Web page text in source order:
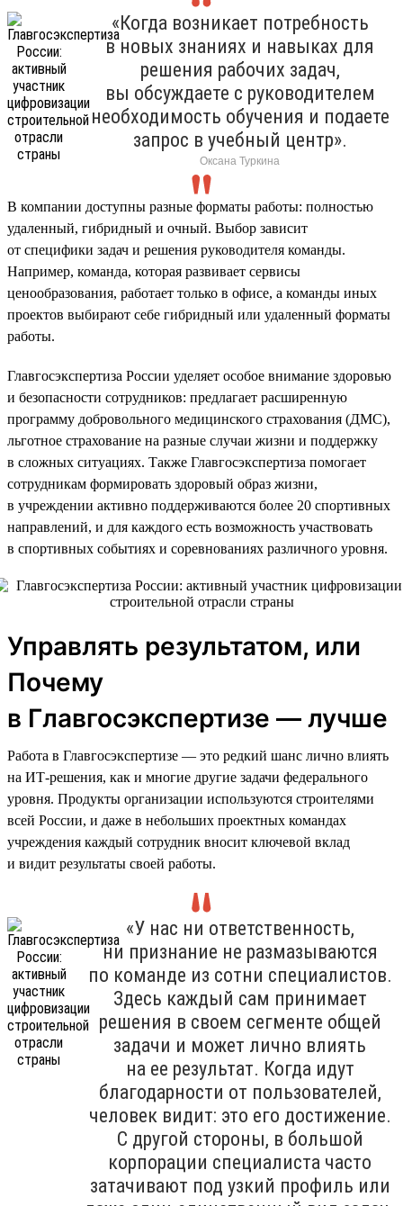
«Когда возникает потребность
в новых знаниях и навыках для
решения рабочих задач,
вы обсуждаете с руководителем
необходимость обучения и подаете
запрос в учебный центр».
Оксана Туркина
В компании доступны разные форматы работы: полностью
удаленный, гибридный и очный. Выбор зависит
от специфики задач и решения руководителя команды.
Например, команда, которая развивает сервисы
ценообразования, работает только в офисе, а команды иных
проектов выбирают себе гибридный или удаленный форматы
работы.
Главгосэкспертиза России уделяет особое внимание здоровью
и безопасности сотрудников: предлагает расширенную
программу добровольного медицинского страхования (ДМС),
льготное страхование на разные случаи жизни и поддержку
в сложных ситуациях. Также Главгосэкспертиза помогает
сотрудникам формировать здоровый образ жизни,
в учреждении активно поддерживаются более 20 спортивных
направлений, и для каждого есть возможность участвовать
в спортивных событиях и соревнованиях различного уровня.
Управлять результатом, или
Почему
в Главгосэкспертизе — лучше
Работа в Главгосэкспертизе — это редкий шанс лично влиять
на ИТ-решения, как и многие другие задачи федерального
уровня. Продукты организации используются строителями
всей России, и даже в небольших проектных командах
учреждения каждый сотрудник вносит ключевой вклад
и видит результаты своей работы.
«У нас ни ответственность,
ни признание не размазываются
по команде из сотни специалистов.
Здесь каждый сам принимает
решения в своем сегменте общей
задачи и может лично влиять
на ее результат. Когда идут
благодарности от пользователей,
человек видит: это его достижение.
С другой стороны, в большой
корпорации специалиста часто
затачивают под узкий профиль или